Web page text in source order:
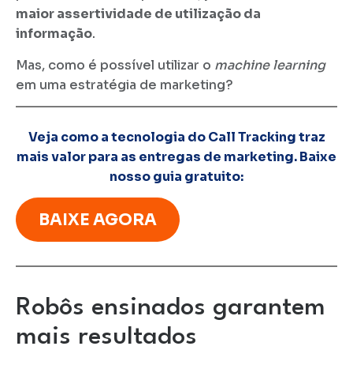
maior assertividade de utilização da
informação.
Mas, como é possível utilizar o machine learning
em uma estratégia de marketing?
Veja como a tecnologia do Call Tracking traz
mais valor para as entregas de marketing. Baixe
nosso guia gratuito:
BAIXE AGORA
Robôs ensinados garantem
mais resultados